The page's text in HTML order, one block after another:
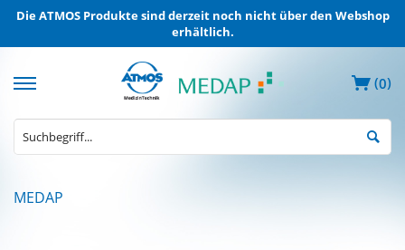
Die ATMOS Produkte sind derzeit noch nicht über den Webshop
erhältlich.
(0)
Elektrische
MEDAP